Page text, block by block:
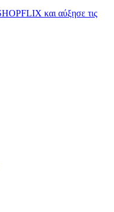
και αύξησε τις